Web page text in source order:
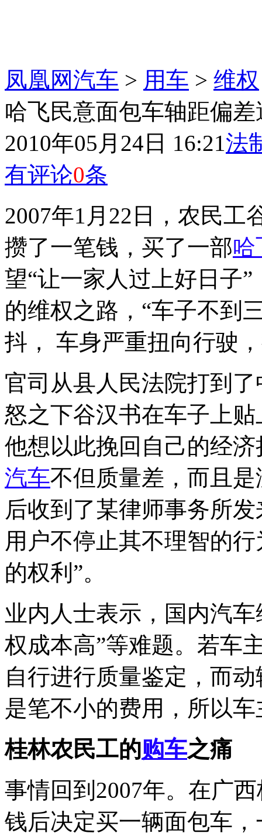
凤凰网汽车 > 用车 > 维权
哈飞民意面包车轴距偏
2010年05月24日 16:21法
有评论0条
2007年1月22日，农民工
攒了一笔钱，买了一部哈
望“让一家人过上好日子
的维权之路，“车子不到
抖， 车身严重扭向行驶
官司从县人民法院打到
怒之下谷汉书在车子上
他想以此挽回自己的经
汽车不但质量差，而且
后收到了某律师事务所
用户不停止其不理智的
的权利”。
业内人士表示，国内汽
权成本高”等难题。若车
自行进行质量鉴定，而
是笔不小的费用，所以
桂林农民工的购车之痛
事情回到2007年。在广
钱后决定买一辆面包车